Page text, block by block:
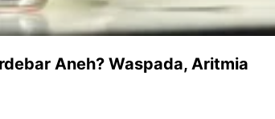
Aneh? Waspada, Aritmia